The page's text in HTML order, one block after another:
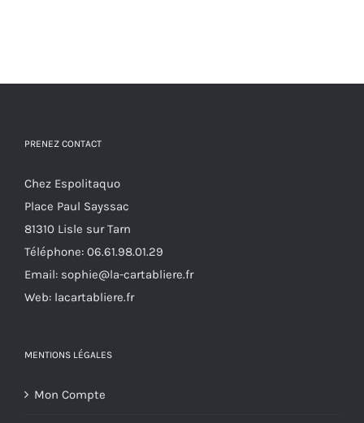
PRENEZ CONTACT
Chez Espolitaquo
Place Paul Sayssac
81310 Lisle sur Tarn
Téléphone: 06.61.98.01.29
Email: sophie@la-cartabliere.fr
Web: lacartabliere.fr
MENTIONS LÉGALES
Mon Compte